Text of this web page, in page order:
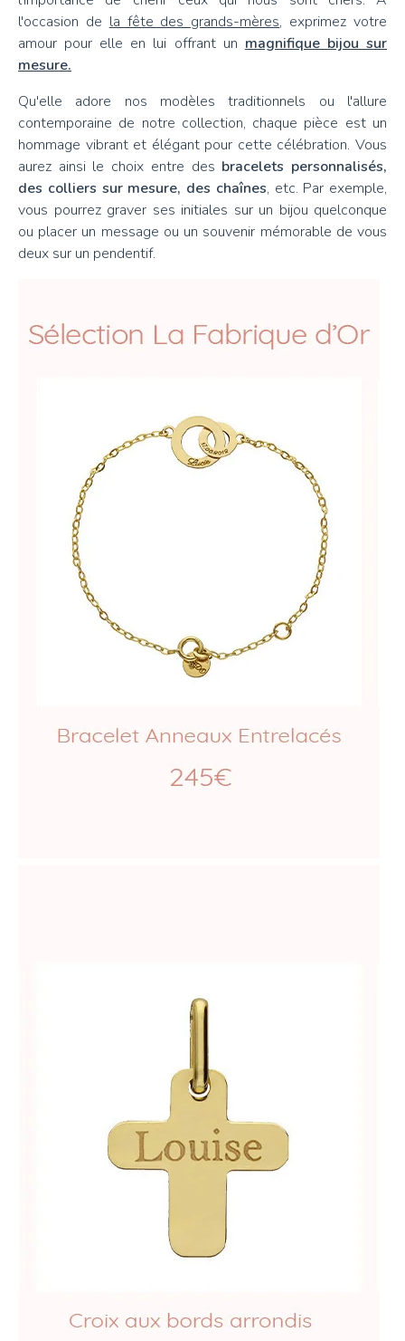
l'occasion de la fête des grands-mères, exprimez votre
amour pour elle en lui offrant un magnifique bijou sur
mesure.
Qu'elle adore nos modèles traditionnels ou l'allure
contemporaine de notre collection, chaque pièce est un
hommage vibrant et élégant pour cette célébration. Vous
aurez ainsi le choix entre des bracelets personnalisés,
des colliers sur mesure, des chaînes, etc. Par exemple,
vous pourrez graver ses initiales sur un bijou quelconque
ou placer un message ou un souvenir mémorable de vous
deux sur un pendentif.